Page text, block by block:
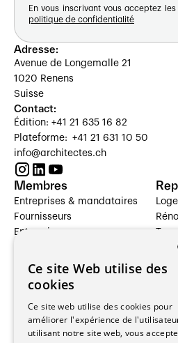
En vous inscrivant vous acceptez les
politique de confidentialité
Adresse:
Avenue de Longemalle 21
1020 Renens
Suisse
Contact:
Édition: +41 21 635 16 82
Plateforme: +41 21 631 10 50
info@architectes.ch
Membres
Entreprises & mandataires
Fournisseurs
Entreprises
Architectes paysagistes
Architectes d'intérieur
Entreprises générales
Ingénieurs et mandataires
Villas
Ce site Web utilise des
cookies
Ce site web utilise des cookies pour
améliorer l'expérience de
utilisant notre site web, vous